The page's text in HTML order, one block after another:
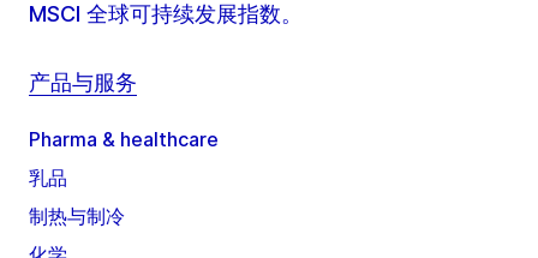
MSCI 全球可持续发展指数。
产品与服务
Pharma & healthcare
乳品
制热与制冷